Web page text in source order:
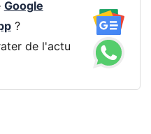
Google
?
de l'actu